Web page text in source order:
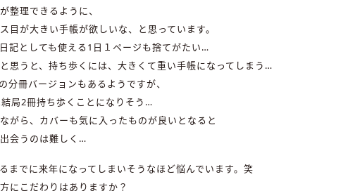
整理できるように、
目が大きい手帳が欲しいな、と思っています。
記としても使える1日１ページも捨てがたい…
思うと、持ち歩くには、大きくて重い手帳になってしまう…
分冊バージョンもあるようですが、
局2冊持ち歩くことになりそう…
がら、カバーも気に入ったものが良いとなると
会うのは難しく…
までに来年になってしまいそうなほど悩んでいます。笑
にこだわりはありますか？